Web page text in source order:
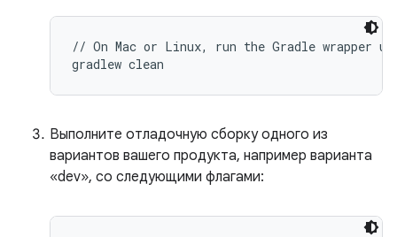
// On Mac or Linux, run the Gradle wrapper
Выполните отладочную сборку одного из
вариантов вашего продукта, например варианта
«dev», со следующими флагами: